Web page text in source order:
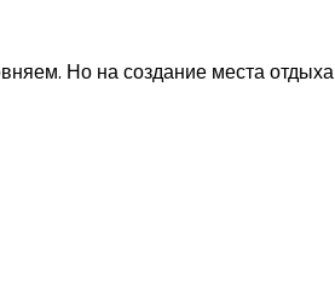
Но на создание места отдыха